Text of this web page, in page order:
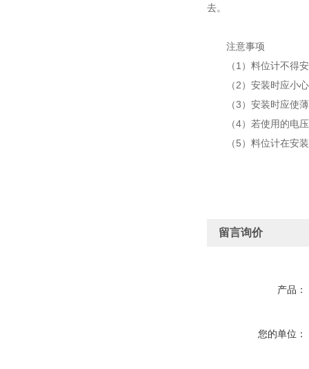
去。
注意事项
（1）料位计不得
（2）安装时应小
（3）安装时应使
（4）若使用的电
（5）料位计在安
留言询价
产品：
您的单位：